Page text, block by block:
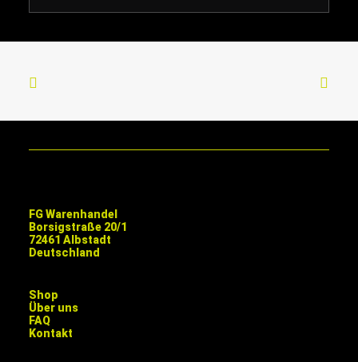
FG Warenhandel
Borsigstraße 20/1
72461 Albstadt
Deutschland
Shop
Über uns
FAQ
Kontakt